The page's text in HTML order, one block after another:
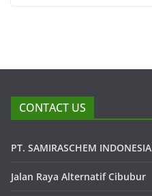
CONTACT US
PT. SAMIRASCHEM INDONESIA
Jalan Raya Alternatif Cibubur